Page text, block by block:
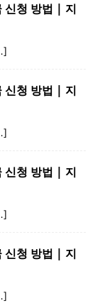
신청 방법 | 지
신청 방법 | 지
신청 방법 | 지
신청 방법 | 지